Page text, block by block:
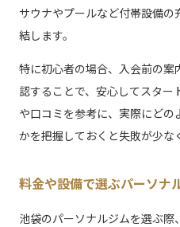
サウナやプールなど付帯設備
結します。
特に初心者の場合、入会前の
認することで、安心してスター
や口コミを参考に、実際にど
かを把握しておくと失敗が少な
料金や設備で選ぶパーソナ
池袋のパーソナルジムを選ぶ